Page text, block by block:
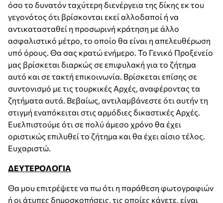
όσο το δυνατόν ταχύτερη διενέργεια της δίκης εκ του
γεγονότος ότι βρίσκονται εκεί αλλοδαποί ή να
αντικατασταθεί η προσωρινή κράτηση με άλλο
ασφαλιστικό μέτρο, το οποίο θα είναι η απελευθέρωση
υπό όρους. Θα σας κρατώ ενήμερο. Το Γενικό Προξενείο
μας βρίσκεται διαρκώς σε επιφυλακή για το ζήτημα
αυτό και σε τακτή επικοινωνία. Βρίσκεται επίσης σε
συντονισμό με τις τουρκικές Αρχές, αναφέροντας τα
ζητήματα αυτά. Βεβαίως, αντιλαμβάνεστε ότι αυτήν τη
στιγμή εναπόκειται στις αρμόδιες δικαστικές Αρχές.
Ευελπιστούμε ότι σε πολύ άμεσο χρόνο θα έχει
οριστικώς επιλυθεί το ζήτημα και θα έχει αίσιο τέλος.
Ευχαριστώ.
ΔΕΥΤΕΡΟΛΟΓΙΑ
Θα μου επιτρέψετε να πω ότι η παράθεση φωτογραφιών
ή οι άτυπες δημοσκοπήσεις, τις οποίες κάνετε, είναι